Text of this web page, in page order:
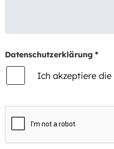
Datenschutzerklärung *
Ich akzeptiere die